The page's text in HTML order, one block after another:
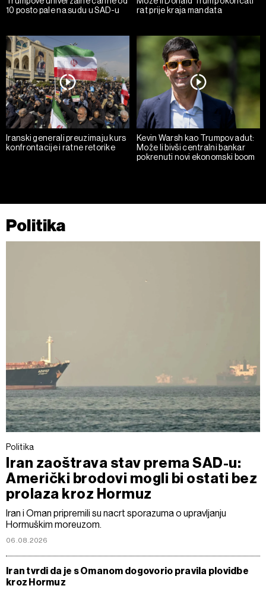
10 posto pale na sudu u SAD-u
rat prije kraja mandata
Iranski generali preuzimaju kurs
konfrontacije i ratne retorike
Kevin Warsh kao Trumpov adut:
Može li bivši centralni bankar
pokrenuti novi ekonomski boom
Politika
Politika
Iran zaoštrava stav prema SAD-u:
Američki brodovi mogli bi ostati bez
prolaza kroz Hormuz
Iran i Oman pripremili su nacrt sporazuma o upravljanju
Hormuškim moreuzom.
06.08.2026
Iran tvrdi da je s Omanom dogovorio pravila plovidbe
kroz Hormuz